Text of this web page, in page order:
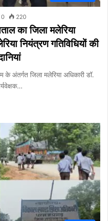
0 220
का जिला मलेरिया
नियंत्रण गतिविधियों की
के अंतर्गत जिला मलेरिया अधिकारी डॉ.